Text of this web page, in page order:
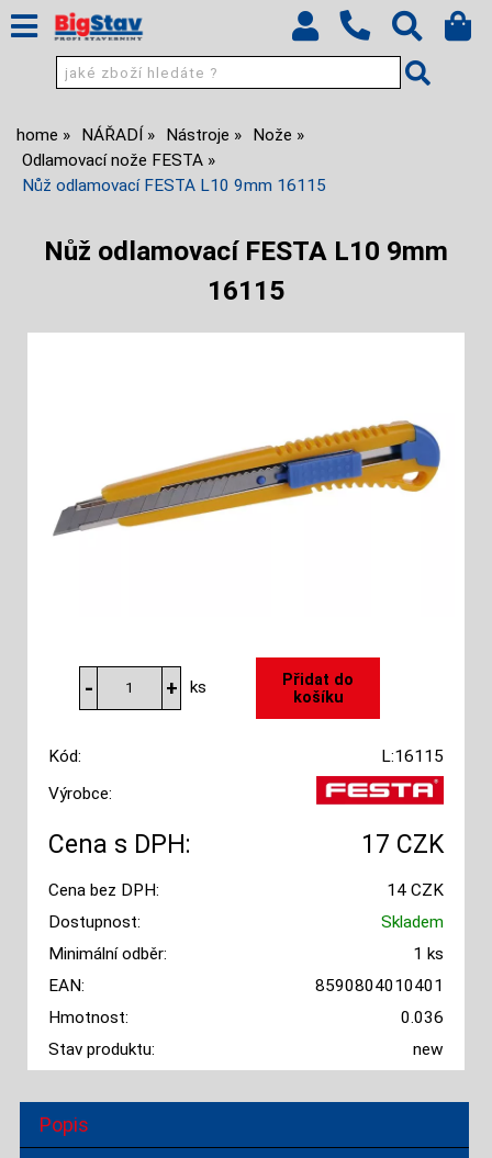
home NÁŘADÍ Nástroje
Nože
Odlamovací nože FESTA
Nůž odlamovací FESTA L10 9mm 16115
Nůž odlamovací FESTA L10 9mm
16115
ks
Kód:
L:16115
Výrobce:
Cena s DPH: 17 CZK
Cena bez DPH:
14 CZK
Dostupnost:
Skladem
Minimální odběr:
1 ks
EAN:
8590804010401
Hmotnost:
0.036
Stav produktu:
new
Popis